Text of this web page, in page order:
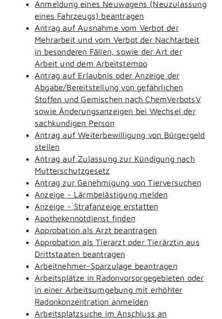
Anmeldung eines Neuwagens (Neuzulassung
eines Fahrzeugs) beantragen
Antrag auf Ausnahme vom Verbot der
Mehrarbeit und vom Verbot der Nachtarbeit
in besonderen Fällen, sowie der Art der
Arbeit und dem Arbeitstempo
Antrag auf Erlaubnis oder Anzeige der
Abgabe/Bereitstellung von gefährlichen
Stoffen und Gemischen nach ChemVerbotsV
sowie Änderungsanzeigen bei Wechsel der
sachkundigen Person
Antrag auf Weiterbewilligung von Bürgergeld
stellen
Antrag auf Zulassung zur Kündigung nach
Mutterschutzgesetz
Antrag zur Genehmigung von Tierversuchen
Anzeige - Lärmbelästigung melden
Anzeige - Strafanzeige erstatten
Apothekennotdienst finden
Approbation als Arzt beantragen
Approbation als Tierarzt oder Tierärztin aus
Drittstaaten beantragen
Arbeitnehmer-Sparzulage beantragen
Arbeitsplätze in Radonvorsorgegebieten oder
in einer Arbeitsumgebung mit erhöhter
Radonkonzentration anmelden
Arbeitsplatzsuche im Anschluss an